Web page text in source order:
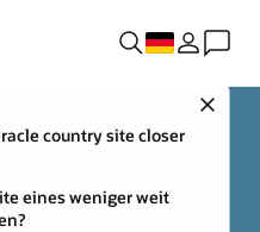
country site closer
eines weniger weit&